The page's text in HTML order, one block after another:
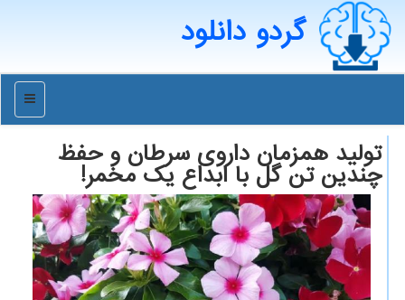
گردو دانلود
منو
تولید همزمان داروی سرطان و حفظ
چندین تن گل با ابداع یک مخمر!